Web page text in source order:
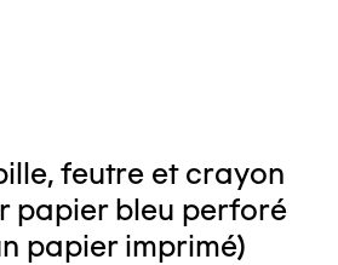
feutre et crayon
papier bleu perforé
papier imprimé)